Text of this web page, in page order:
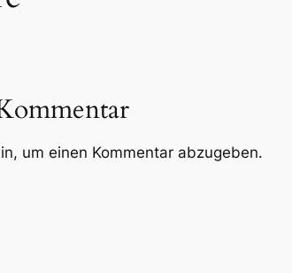
um einen Kommentar abzugeben.